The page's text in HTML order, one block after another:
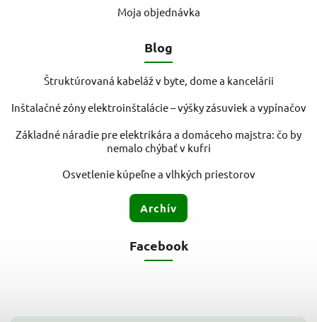
Moja objednávka
Blog
Štruktúrovaná kabeláž v byte, dome a kancelárii
Inštalačné zóny elektroinštalácie – výšky zásuviek a vypínačov
Základné náradie pre elektrikára a domáceho majstra: čo by
nemalo chýbať v kufri
Osvetlenie kúpeľne a vlhkých priestorov
Archív
Facebook